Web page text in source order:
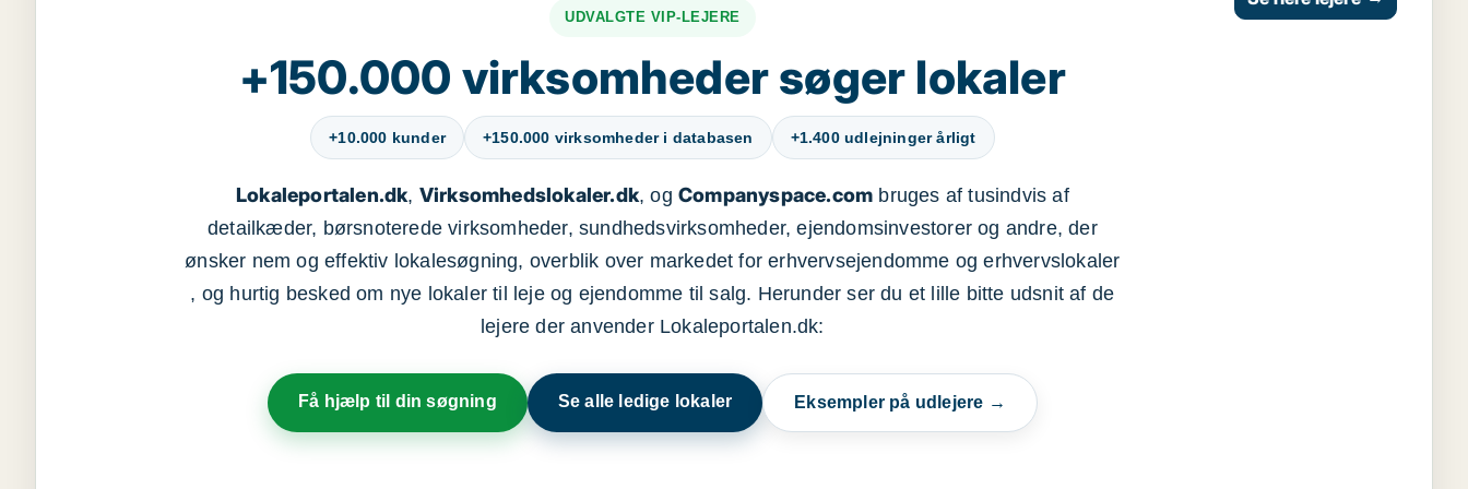
UDVALGTE VIP-LEJERE
+150.000 virksomheder søger lokaler
+10.000 kunder +150.000 virksomheder i databasen +1.400 udlejninger årligt
Lokaleportalen.dk, Virksomhedslokaler.dk, og Companyspace.com bruges af tusindvis af
detailkæder, børsnoterede virksomheder, sundhedsvirksomheder, ejendomsinvestorer og andre, der
ønsker nem og effektiv lokalesøgning, overblik over markedet for erhvervsejendomme og erhvervslokaler
, og hurtig besked om nye lokaler til leje og ejendomme til salg. Herunder ser du et lille bitte udsnit af de
lejere der anvender Lokaleportalen.dk:
Få hjælp til din søgning Se alle ledige lokaler Eksempler på udlejere →